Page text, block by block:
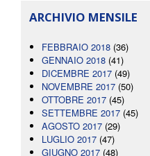
ARCHIVIO MENSILE
FEBBRAIO 2018 (36)
GENNAIO 2018 (41)
DICEMBRE 2017 (49)
NOVEMBRE 2017 (50)
OTTOBRE 2017 (45)
SETTEMBRE 2017 (45)
AGOSTO 2017 (29)
LUGLIO 2017 (47)
GIUGNO 2017 (48)